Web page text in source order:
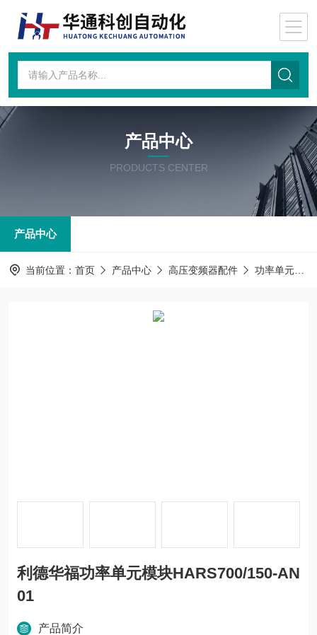
产品中心
PRODUCTS CENTER
产品中心
当前位置： 首页 产品中心 高压变频器配件 功率单元
利德华福功率单元模块HARS700/150-AN
01
产品简介